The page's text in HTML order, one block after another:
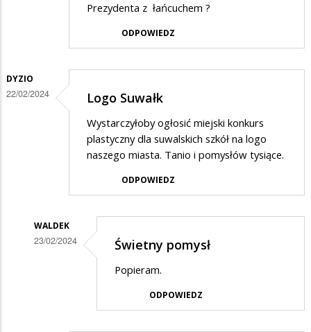
Prezydenta z łańcuchem ?
ODPOWIEDZ
DYZIO
22/02/2024 Logo Suwałk
Wystarczyłoby ogłosić miejski konkurs
plastyczny dla suwalskich szkół na logo
naszego miasta. Tanio i pomysłów tysiące.
ODPOWIEDZ
WALDEK
23/02/2024 Świetny pomysł
Popieram.
ODPOWIEDZ